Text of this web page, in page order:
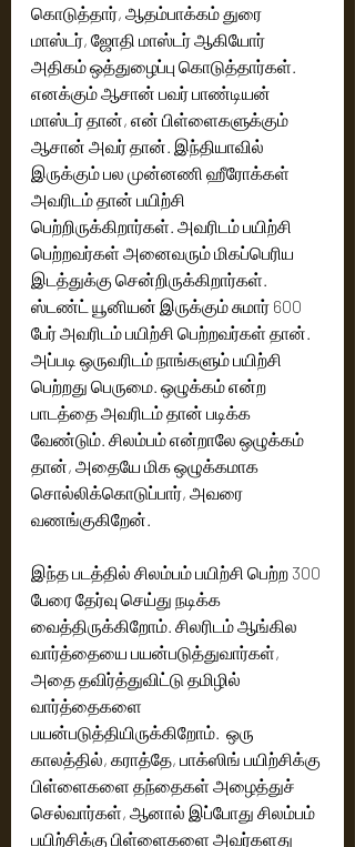
கொடுத்தார், ஆதம்பாக்கம் துரை
மாஸ்டர், ஜோதி மாஸ்டர் ஆகியோர்
அதிகம் ஒத்துழைப்பு கொடுத்தார்கள்.
எனக்கும் ஆசான் பவர் பாண்டியன்
மாஸ்டர் தான், என் பிள்ளைகளுக்கும்
ஆசான் அவர் தான். இந்தியாவில்
இருக்கும் பல முன்னணி ஹீரோக்கள்
அவரிடம் தான் பயிற்சி
பெற்றிருக்கிறார்கள். அவரிடம் பயிற்சி
பெற்றவர்கள் அனைவரும் மிகப்பெரிய
இடத்துக்கு சென்றிருக்கிறார்கள்.
ஸ்டண்ட் யூனியன் இருக்கும் சுமார் 600
பேர் அவரிடம் பயிற்சி பெற்றவர்கள் தான்.
அப்படி ஒருவரிடம் நாங்களும் பயிற்சி
பெற்றது பெருமை. ஒழுக்கம் என்ற
பாடத்தை அவரிடம் தான் படிக்க
வேண்டும். சிலம்பம் என்றாலே ஒழுக்கம்
தான், அதையே மிக ஒழுக்கமாக
சொல்லிக்கொடுப்பார், அவரை
வணங்குகிறேன்.
இந்த படத்தில் சிலம்பம் பயிற்சி பெற்ற 300
பேரை தேர்வு செய்து நடிக்க
வைத்திருக்கிறோம். சிலரிடம் ஆங்கில
வார்த்தையை பயன்படுத்துவார்கள்,
அதை தவிர்த்துவிட்டு தமிழில்
வார்த்தைகளை
பயன்படுத்தியிருக்கிறோம்.  ஒரு
காலத்தில், கராத்தே, பாக்ஸிங் பயிற்சிக்கு
பிள்ளைகளை தந்தைகள் அழைத்துச்
செல்வார்கள், ஆனால் இப்போது சிலம்பம்
பயிற்சிக்கு பிள்ளைகளை அவர்களது